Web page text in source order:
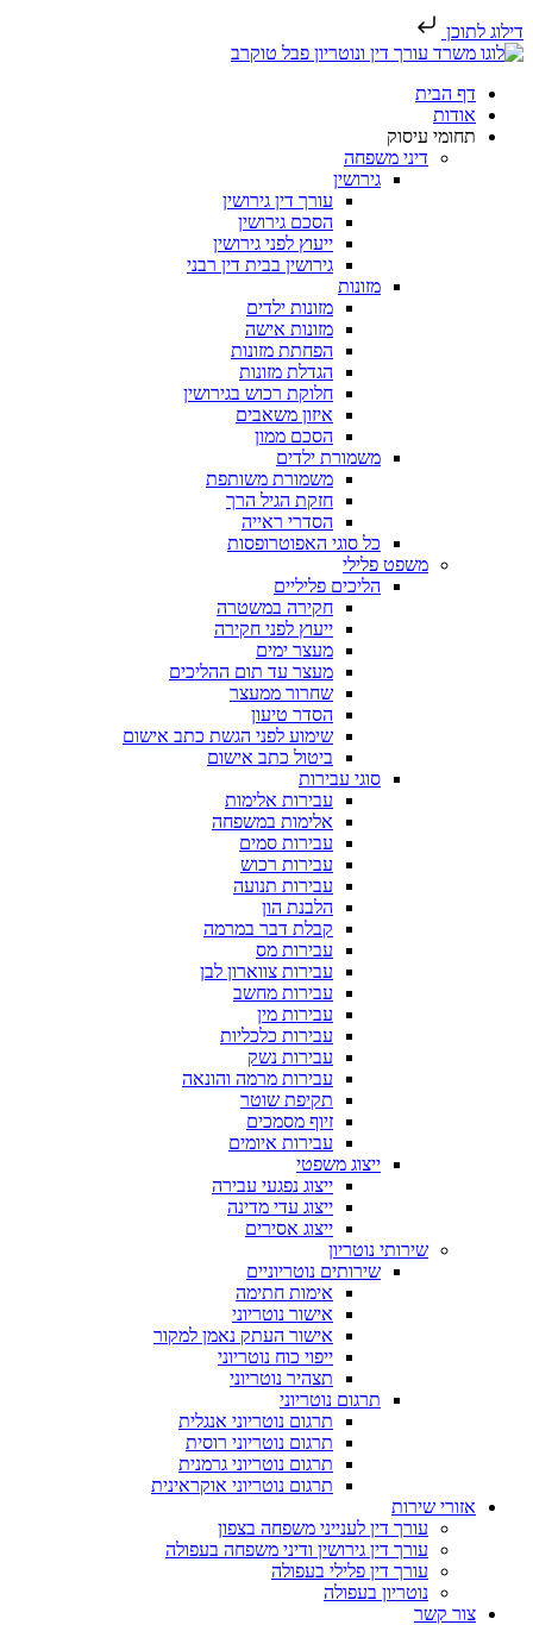
דילוג לתוכן
דף הבית
אודות
תחומי עיסוק
דיני משפחה
גירושין
עורך דין גירושין
הסכם גירושין
ייעוץ לפני גירושין
גירושין בבית דין רבני
מזונות
מזונות ילדים
מזונות אישה
הפחתת מזונות
הגדלת מזונות
חלוקת רכוש בגירושין
איזון משאבים
הסכם ממון
משמורת ילדים
משמורת משותפת
חזקת הגיל הרך
הסדרי ראייה
כל סוגי האפוטרופסות
משפט פלילי
הליכים פליליים
חקירה במשטרה
ייעוץ לפני חקירה
מעצר ימים
מעצר עד תום ההליכים
שחרור ממעצר
הסדר טיעון
שימוע לפני הגשת כתב אישום
ביטול כתב אישום
סוגי עבירות
עבירות אלימות
אלימות במשפחה
עבירות סמים
עבירות רכוש
עבירות תנועה
הלבנת הון
קבלת דבר במרמה
עבירות מס
עבירות צווארון לבן
עבירות מחשב
עבירות מין
עבירות כלכליות
עבירות נשק
עבירות מרמה והונאה
תקיפת שוטר
זיוף מסמכים
עבירות איומים
ייצוג משפטי
ייצוג נפגעי עבירה
ייצוג עדי מדינה
ייצוג אסירים
שירותי נוטריון
שירותים נוטריוניים
אימות חתימה
אישור נוטריוני
אישור העתק נאמן למקור
ייפוי כוח נוטריוני
תצהיר נוטריוני
תרגום נוטריוני
תרגום נוטריוני אנגלית
תרגום נוטריוני רוסית
תרגום נוטריוני גרמנית
תרגום נוטריוני אוקראינית
אזורי שירות
עורך דין לענייני משפחה בצפון
עורך דין גירושין ודיני משפחה בעפולה
עורך דין פלילי בעפולה
נוטריון בעפולה
צור קשר